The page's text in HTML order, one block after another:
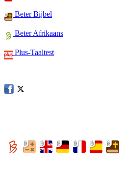
Beter Bijbel
Beter Afrikaans
Plus-Taaltest